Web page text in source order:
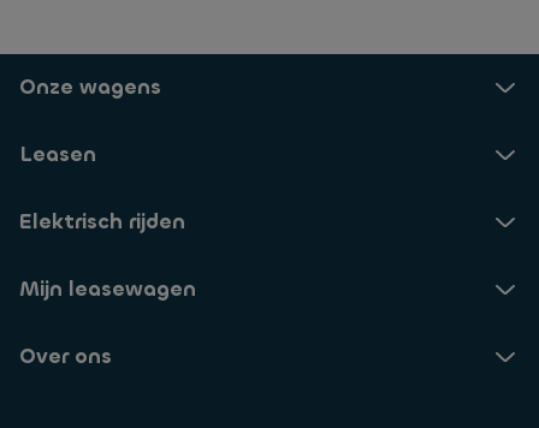
Onze wagens
Leasen
Elektrisch rijden
Mijn leasewagen
Over ons